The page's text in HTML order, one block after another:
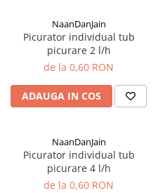
Seminte si bulbi de flori
Seminte de gazon
Turba si Substraturi
Ingrasaminte
Ingrasaminte BIO
Biostimulatori
Ingrasaminte pentru gazon si
plante ornamentale
NaanDanJain
Picurator individual tub
picurare 2 l/h
de la 0,60 RON
ADAUGA IN COS
NaanDanJain
Picurator individual tub
picurare 4 l/h
de la 0,60 RON